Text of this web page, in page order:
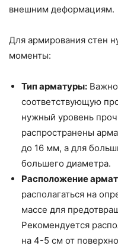
внешним деформациям.
Для армирования стен
моменты:
Тип арматуры: Важно
соответствующую
нужный уровень
распространены
до 16 мм, а для
большего диаметра.
Расположение
располагаться на
массе для
Рекомендуется
на 4-5 см от